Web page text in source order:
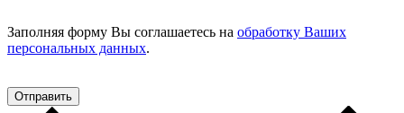
Заполняя форму Вы соглашаетесь на обработку Ваших
персональных данных.
Отправить